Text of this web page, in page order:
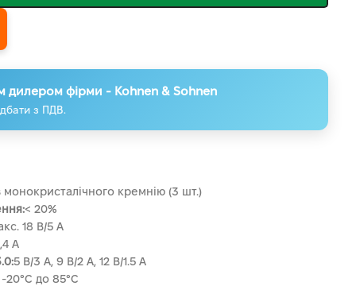
дилером фірми - Kohnen & Sohnen
з ПДВ.
монокристалічного кремнію (3 шт.)
< 20%
18 В/5 A
A
5 В/3 A, 9 В/2 A, 12 В/1.5 A
-20°C до 85°C